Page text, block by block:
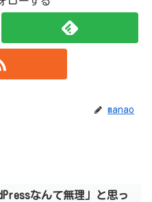
manao
なんて無理」と思っ